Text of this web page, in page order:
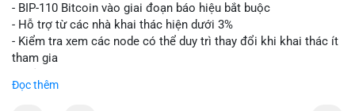
Lời khuyên: Nhà đầu tư nhỏ lẻ nên thận trọng quan sát biến
động thanh khoản trong 24-48 giờ tới. Tránh hành động theo
cảm xúc, hãy chờ xác nhận điểm đến của số BTC này trước khi
điều chỉnh vị thế.
#556btc #36trusd
- BIP-110 Bitcoin vào giai đoạn báo hiệu bắt buộc
- Hỗ trợ từ các nhà khai thác hiện dưới 3%
- Kiểm tra xem các node có thể duy trì thay đổi khi khai thác ít
tham gia
Đọc thêm